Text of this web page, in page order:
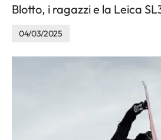
Blotto, i ragazzi e la Leica
04/03/2025